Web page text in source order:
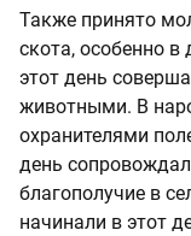
Также принято
скота, особенно в
этот день
животными. В
охранителями
день
благополучие в
начинали в этот